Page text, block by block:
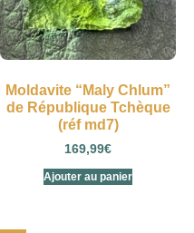
Moldavite “Maly Chlum”
de République Tchèque
(réf md7)
169,99€
Ajouter au panier